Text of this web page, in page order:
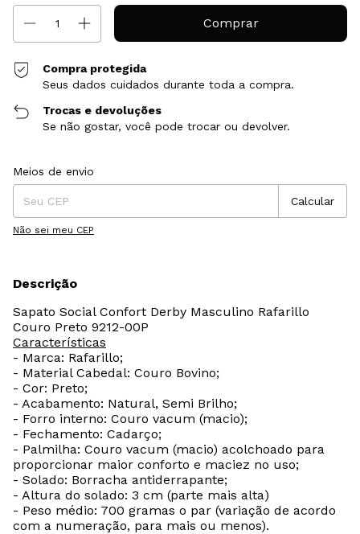
Compra protegida
Seus dados cuidados durante toda a compra.
Trocas e devoluções
Se não gostar, você pode trocar ou devolver.
Entregas para o CEP:
Meios de envio
Calcular
Não sei meu CEP
Descrição
Sapato Social Confort Derby Masculino Rafarillo
Couro Preto 9212-00P
Características
- Marca: Rafarillo;
- Material Cabedal: Couro Bovino;
- Cor: Preto;
- Acabamento: Natural, Semi Brilho;
- Forro interno: Couro vacum (macio);
- Fechamento: Cadarço;
- Palmilha: Couro vacum (macio) acolchoado para
proporcionar maior conforto e maciez no uso;
- Solado: Borracha antiderrapante;
- Altura do solado: 3 cm (parte mais alta)
- Peso médio: 700 gramas o par (variação de acordo
com a numeração, para mais ou menos).